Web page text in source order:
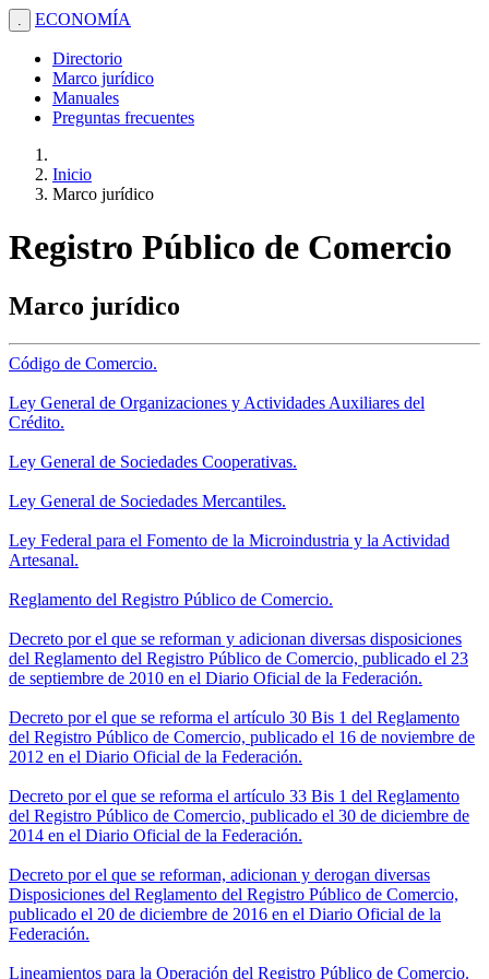
. ECONOMÍA
Directorio
Marco jurídico
Manuales
Preguntas frecuentes
Inicio
Marco jurídico
Registro Público de Comercio
Marco jurídico
Código de Comercio.
Ley General de Organizaciones y Actividades Auxiliares del
Crédito.
Ley General de Sociedades Cooperativas.
Ley General de Sociedades Mercantiles.
Ley Federal para el Fomento de la Microindustria y la Actividad
Artesanal.
Reglamento del Registro Público de Comercio.
Decreto por el que se reforman y adicionan diversas disposiciones
del Reglamento del Registro Público de Comercio, publicado el 23
de septiembre de 2010 en el Diario Oficial de la Federación.
Decreto por el que se reforma el artículo 30 Bis 1 del Reglamento
del Registro Público de Comercio, publicado el 16 de noviembre de
2012 en el Diario Oficial de la Federación.
Decreto por el que se reforma el artículo 33 Bis 1 del Reglamento
del Registro Público de Comercio, publicado el 30 de diciembre de
2014 en el Diario Oficial de la Federación.
Decreto por el que se reforman, adicionan y derogan diversas
Disposiciones del Reglamento del Registro Público de Comercio,
publicado el 20 de diciembre de 2016 en el Diario Oficial de la
Federación.
Lineamientos para la Operación del Registro Público de Comercio.